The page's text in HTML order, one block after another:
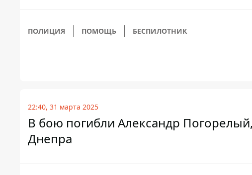
ПОЛИЦИЯ ПОМОЩЬ БЕСПИЛОТНИК
22:40, 31 марта 2025
В бою погибли Александр
Днепра